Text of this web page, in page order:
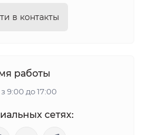
в контакты
работы
9:00 до 17:00
сетях: